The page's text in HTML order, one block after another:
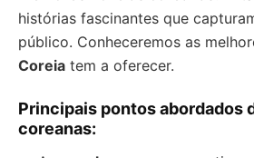
histórias fascinantes que
público. Conheceremos as
Coreia tem a oferecer.
Principais pontos abordados
coreanas: